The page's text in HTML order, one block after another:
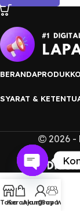
BERANDAPRODUK
SYARAT &
2026 -
Toko
Keranjang
Akun Saya
Grup WA
Open
chaty